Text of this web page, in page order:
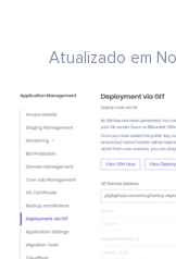
Atualizado em